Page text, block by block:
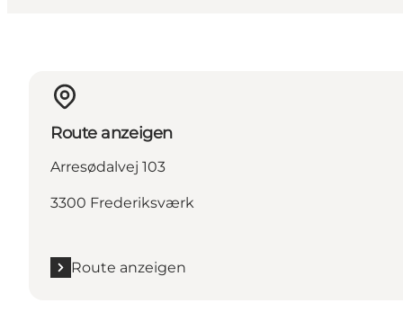
Route anzeigen
Arresødalvej 103
3300 Frederiksværk
Route anzeigen